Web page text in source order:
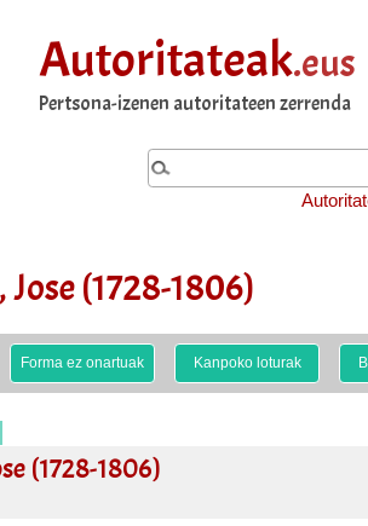
Autoritateak.eus
Pertsona-izenen autoritateen zerrenda
(1728-1806)
Forma ez onartuak Kanpoko loturak
(1728-1806)